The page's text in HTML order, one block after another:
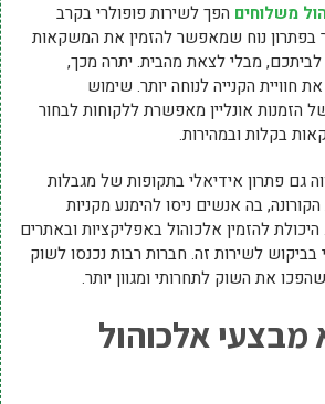
משלוחים הפך לשירות פופולרי בקרב
בפתרון נוח שמאפשר להזמין את המשקאות
לביתכם, מבלי לצאת מהבית. יתרה מכך,
חוויית הקנייה לנוחה יותר. שימוש
הזמנות אונליין מאפשרת ללקוחות לבחור
בקלות ובמהירות.
גם פתרון אידיאלי בתקופות של מגבלות
בה אנשים ניסו להימנע מקניות
היכולת להזמין אלכוהול באפליקציות ובאתרים
בביקוש לשירות זה. חברות רבות נכנסו לשוק
את השוק לתחרותי ומגוון יותר.
מבצעי אלכוהול